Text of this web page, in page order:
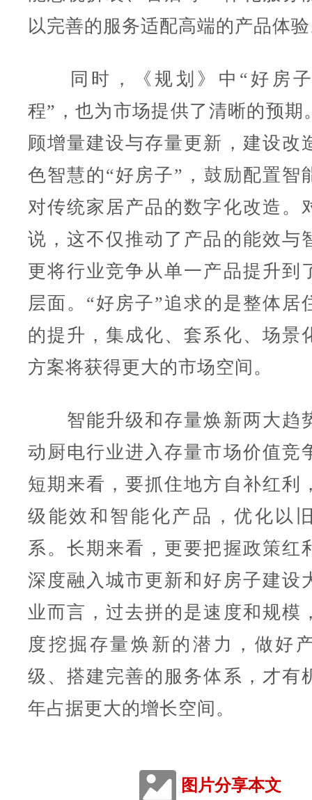
以完善的服务适配高端的产品体
同时，《规划》中“好房子
程”，也为市场提供了清晰的预期
顾增量建设与存量更新，建设改
色智慧的“好房子”，鼓励配置智
对传统家居产品的数字化改造。
说，这不仅推动了产品的能效与
更将行业竞争从单一产品提升到
层面。“好房子”追求的是整体居
的提升，集成化、套系化、场景
方案将获得更大的市场空间。
智能升级和存量焕新两大趋
动厨电行业进入存量市场价值竞
短期来看，要抓住地方自补红利
级能效和智能化产品，优化以
系。长期来看，更要把握政策红
深度融入城市更新和好房子建设
业而言，过去拼的是速度和规模
度挖掘存量焕新的潜力，做好
级、搭建完善的服务体系，才有
年占据更大的增长空间。
图片分享本文